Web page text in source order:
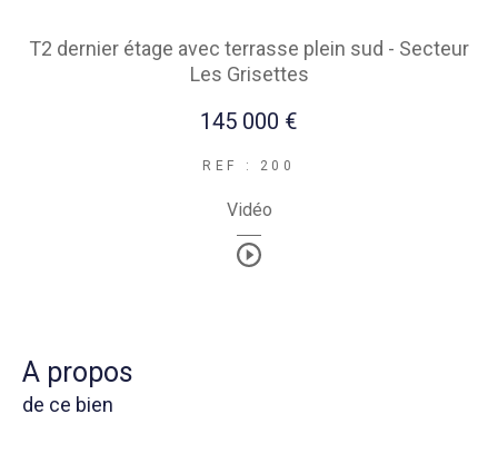
T2 dernier étage avec terrasse plein sud - Secteur
Les Grisettes
145 000 €
REF : 200
Vidéo
a propos
de ce bien